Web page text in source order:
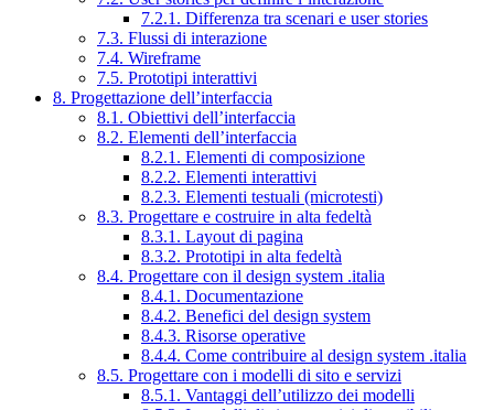
7.2.1. Differenza tra scenari e user stories
7.3. Flussi di interazione
7.4. Wireframe
7.5. Prototipi interattivi
8. Progettazione dell’interfaccia
8.1. Obiettivi dell’interfaccia
8.2. Elementi dell’interfaccia
8.2.1. Elementi di composizione
8.2.2. Elementi interattivi
8.2.3. Elementi testuali (microtesti)
8.3. Progettare e costruire in alta fedeltà
8.3.1. Layout di pagina
8.3.2. Prototipi in alta fedeltà
8.4. Progettare con il design system .italia
8.4.1. Documentazione
8.4.2. Benefici del design system
8.4.3. Risorse operative
8.4.4. Come contribuire al design system .italia
8.5. Progettare con i modelli di sito e servizi
8.5.1. Vantaggi dell’utilizzo dei modelli